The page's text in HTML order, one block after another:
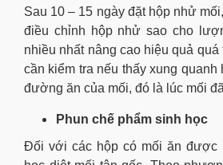
Sau 10 – 15 ngày đặt hộp nhử
điều chỉnh hộp nhử sao cho
nhiều nhất nâng cao hiệu quả quá
cần kiểm tra nếu thấy xung
đường ăn của mối, đó là lúc mối
Phun chế phẩm sinh học
Đối với các hộp có mối ăn được